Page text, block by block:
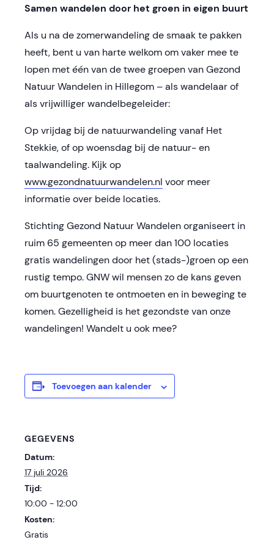
Samen wandelen door het groen in eigen buurt
Als u na de zomerwandeling de smaak te pakken
heeft, bent u van harte welkom om vaker mee te
lopen met één van de twee groepen van Gezond
Natuur Wandelen in Hillegom – als wandelaar of
als vrijwilliger wandelbegeleider:
Op vrijdag bij de natuurwandeling vanaf Het
Stekkie, of op woensdag bij de natuur- en
taalwandeling. Kijk op
www.gezondnatuurwandelen.nl voor meer
informatie over beide locaties.
Stichting Gezond Natuur Wandelen organiseert in
ruim 65 gemeenten op meer dan 100 locaties
gratis wandelingen door het (stads-)groen op een
rustig tempo. GNW wil mensen zo de kans geven
om buurtgenoten te ontmoeten en in beweging te
komen. Gezelligheid is het gezondste van onze
wandelingen! Wandelt u ook mee?
Toevoegen aan kalender
GEGEVENS
Datum:
17 juli 2026
Tijd:
10:00 - 12:00
Kosten:
Gratis